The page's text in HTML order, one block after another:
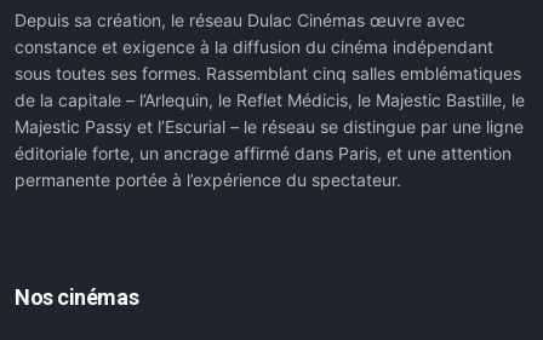
Depuis sa création, le réseau Dulac Cinémas œuvre avec
constance et exigence à la diffusion du cinéma indépendant
sous toutes ses formes. Rassemblant cinq salles emblématiques
de la capitale – l’Arlequin, le Reflet Médicis, le Majestic Bastille, le
Majestic Passy et l’Escurial – le réseau se distingue par une ligne
éditoriale forte, un ancrage affirmé dans Paris, et une attention
permanente portée à l’expérience du spectateur.
Nos cinémas